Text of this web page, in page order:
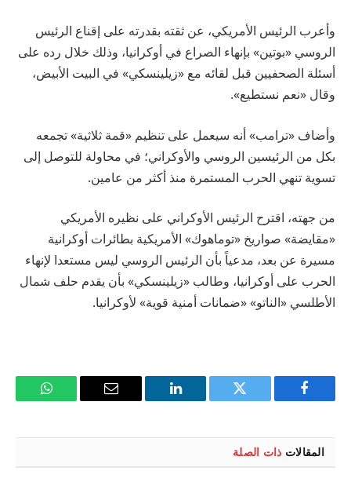
وأعرب الرئيس الأمريكي، عن ثقته بقدرته على إقناع الرئيس
الروسي «بوتين» بإنهاء الصراع في أوكرانيا، وذلك خلال رده على
أسئلة الصحفيين قبل لقائه مع «زيلينسكي» في البيت الأبيض،
وقال «نعم نستطيع».
وأضاف «ترامب» أنه سيعمل على تنظيم «قمة ثلاثية» تجمعه
بكل من الرئيسين الروسي والأوكراني؛ في محاولة للتوصل إلى
تسوية تنهي الحرب المستمرة منذ أكثر من عامين.
من جهته، اقترح الرئيس الأوكراني على نظيره الأمريكي
«مقايضة» صواريخ «توماهوك» الأمريكية بطائرات أوكرانية
مسيرة عن بعد، مدعياً بأن الرئيس الروسي ليس مستعدا لإنهاء
الحرب على أوكرانيا، وطالب «زيلينسكي» بأن يقدم حلف شمال
الأطلسي «الناتو» «ضمانات أمنية قوية» لأوكرانيا.
فيسبوك تويتر لينكدإن
البريد
واتساب
المقالات ذات الصلة